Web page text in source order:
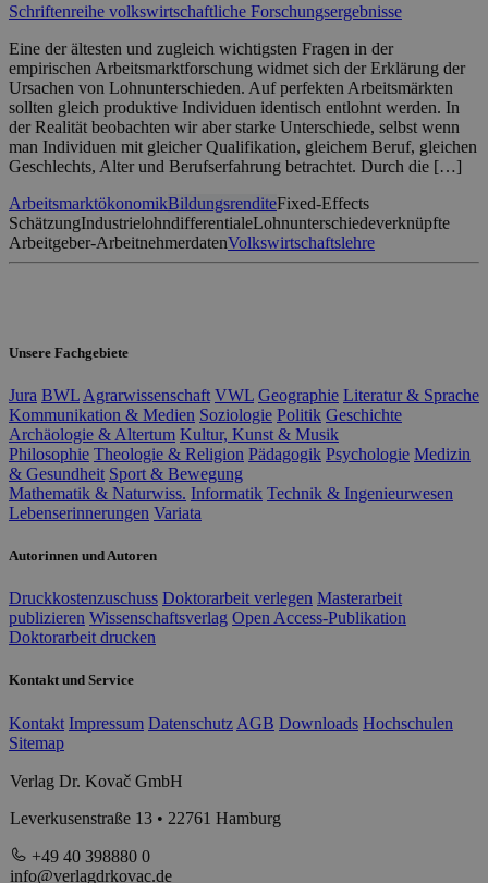
Schriftenreihe volkswirtschaftliche Forschungsergebnisse
Eine der ältesten und zugleich wichtigsten Fragen in der
empirischen Arbeitsmarktforschung widmet sich der Erklärung der
Ursachen von Lohnunterschieden. Auf perfekten Arbeitsmärkten
sollten gleich produktive Individuen identisch entlohnt werden. In
der Realität beobachten wir aber starke Unterschiede, selbst wenn
man Individuen mit gleicher Qualifikation, gleichem Beruf, gleichen
Geschlechts, Alter und Berufserfahrung betrachtet. Durch die […]
ArbeitsmarktökonomikBildungsrenditeFixed-Effects
SchätzungIndustrielohndifferentialeLohnunterschiedeverknüpfte
Arbeitgeber-ArbeitnehmerdatenVolkswirtschaftslehre
Unsere Fachgebiete
Jura BWL Agrarwissenschaft VWL Geographie Literatur & Sprache
Kommunikation & Medien Soziologie Politik Geschichte
Archäologie & Altertum Kultur, Kunst & Musik
Philosophie Theologie & Religion Pädagogik Psychologie Medizin
& Gesundheit Sport & Bewegung
Mathematik & Naturwiss. Informatik Technik & Ingenieurwesen
Lebenserinnerungen Variata
Autorinnen und Autoren
Druckkostenzuschuss Doktorarbeit verlegen Masterarbeit
publizieren Wissenschaftsverlag Open Access-Publikation
Doktorarbeit drucken
Kontakt und Service
Kontakt Impressum Datenschutz AGB Downloads Hochschulen
Sitemap
Verlag Dr. Kovač GmbH
Leverkusenstraße 13 • 22761 Hamburg
+49 40 398880 0
info@verlagdrkovac.de